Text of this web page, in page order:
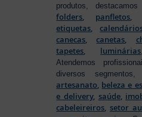
produtos, destacamos
folders, panfletos,
etiquetas,
canecas,canetas,
tapetes, luminárias
Atendemos
diversos
artesanato, beleza e
e delivery, saúde,
cabeleireiros, setor